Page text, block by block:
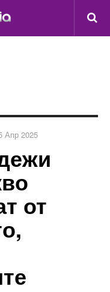
Апр 2025
от